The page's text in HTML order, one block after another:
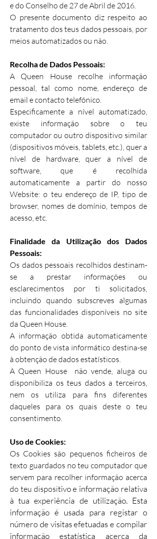
e do Conselho de 27 de Abril de 2016.
O presente documento diz respeito ao
tratamento dos teus dados pessoais, por
meios automatizados ou não.
Recolha de Dados Pessoais:
A Queen House recolhe informação
pessoal, tal como nome, endereço de
email e contacto telefónico.
Especificamente a nível automatizado,
existe informação sobre o teu
computador ou outro dispositivo similar
(dispositivos móveis, tablets, etc.), quer a
nível de hardware, quer a nível de
software, que é recolhida
automaticamente a partir do nosso
Website: o teu endereço de IP, tipo de
browser, nomes de domínio, tempos de
acesso, etc.
Finalidade da Utilização dos Dados
Pessoais:
Os dados pessoais recolhidos destinam-
se a prestar informações ou
esclarecimentos por ti solicitados,
incluindo quando subscreves algumas
das funcionalidades disponíveis no site
da Queen House.
A informação obtida automaticamente
do ponto de vista informático destina-se
à obtenção de dados estatísticos.
A Queen House não vende, aluga ou
disponibiliza os teus dados a terceiros,
nem os utiliza para fins diferentes
daqueles para os quais deste o teu
consentimento.
Uso de Cookies:
Os Cookies são pequenos ficheiros de
texto guardados no teu computador que
servem para recolher informação acerca
do teu dispositivo e informação relativa
à tua experiência de utilização. Esta
informação é usada para registar o
número de visitas efetuadas e compilar
informação estatística acerca da